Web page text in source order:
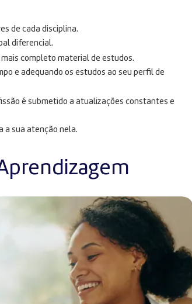
de cada disciplina.
diferencial.
completo material de estudos.
e adequando os estudos ao seu perfil de
é submetido a atualizações constantes e
a sua atenção nela.